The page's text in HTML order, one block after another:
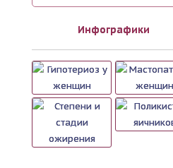
Инфографики